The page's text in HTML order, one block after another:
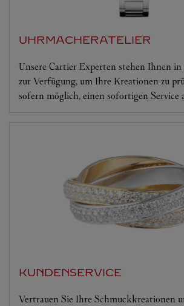
UHRMACHERATELIER
Unsere Cartier Experten stehen Ihnen in
zur Verfügung, um Ihre Kreationen zu
sofern möglich, einen sofortigen Service
KUNDENSERVICE
Vertrauen Sie Ihre Schmuckkreationen